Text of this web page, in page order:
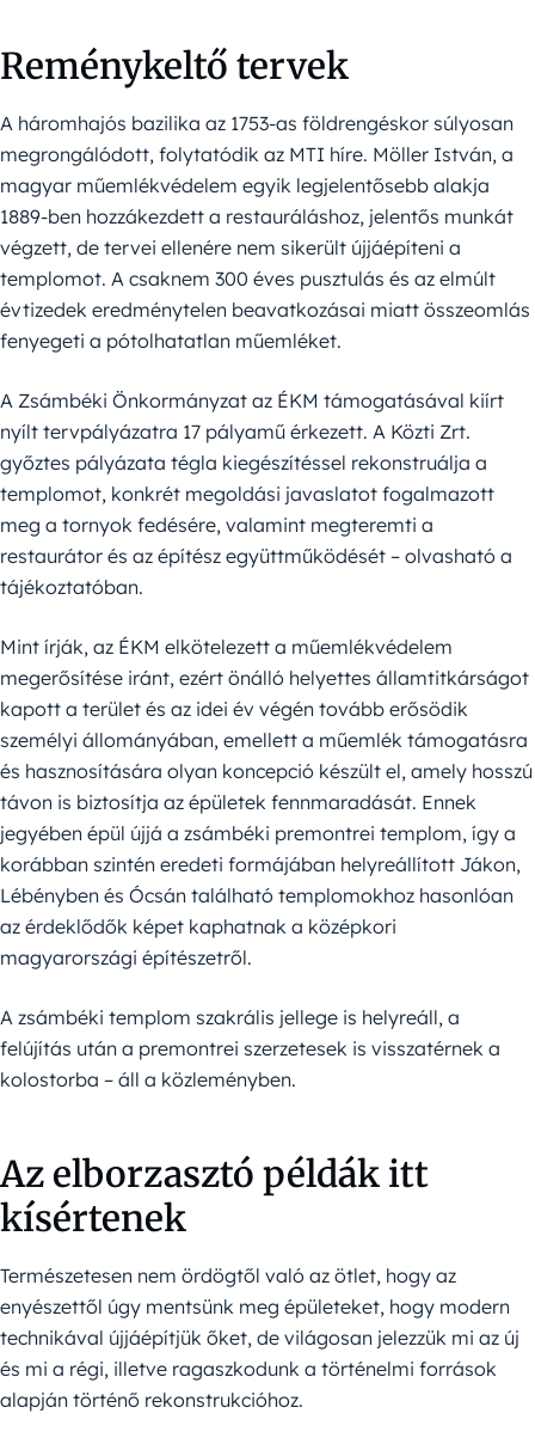
Reménykeltő tervek
A háromhajós bazilika az 1753-as földrengéskor súlyosan
megrongálódott, folytatódik az MTI híre. Möller István, a
magyar műemlékvédelem egyik legjelentősebb alakja
1889-ben hozzákezdett a restauráláshoz, jelentős munkát
végzett, de tervei ellenére nem sikerült újjáépíteni a
templomot. A csaknem 300 éves pusztulás és az elmúlt
évtizedek eredménytelen beavatkozásai miatt összeomlás
fenyegeti a pótolhatatlan műemléket.
A Zsámbéki Önkormányzat az ÉKM támogatásával kiírt
nyílt tervpályázatra 17 pályamű érkezett. A Közti Zrt.
győztes pályázata tégla kiegészítéssel rekonstruálja a
templomot, konkrét megoldási javaslatot fogalmazott
meg a tornyok fedésére, valamint megteremti a
restaurátor és az építész együttműködését – olvasható a
tájékoztatóban.
Mint írják, az ÉKM elkötelezett a műemlékvédelem
megerősítése iránt, ezért önálló helyettes államtitkárságot
kapott a terület és az idei év végén tovább erősödik
személyi állományában, emellett a műemlék támogatásra
és hasznosítására olyan koncepció készült el, amely hosszú
távon is biztosítja az épületek fennmaradását. Ennek
jegyében épül újjá a zsámbéki premontrei templom, így a
korábban szintén eredeti formájában helyreállított Jákon,
Lébényben és Ócsán található templomokhoz hasonlóan
az érdeklődők képet kaphatnak a középkori
magyarországi építészetről.
A zsámbéki templom szakrális jellege is helyreáll, a
felújítás után a premontrei szerzetesek is visszatérnek a
kolostorba – áll a közleményben.
Az elborzasztó példák itt
kísértenek
Természetesen nem ördögtől való az ötlet, hogy az
enyészettől úgy mentsünk meg épületeket, hogy modern
technikával újjáépítjük őket, de világosan jelezzük mi az új
és mi a régi, illetve ragaszkodunk a történelmi források
alapján történő rekonstrukcióhoz.